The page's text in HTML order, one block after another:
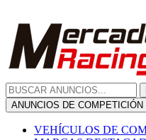
ANUNCIOS DE COMPETICIÓN
VEHÍCULOS DE
MARCAS
Peugeot